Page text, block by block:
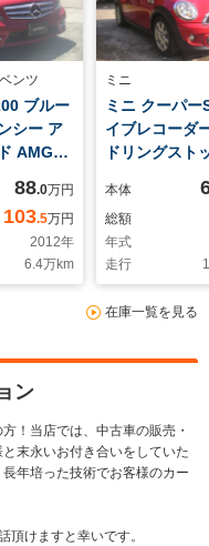
ンツ
ブルー
シー ア
AMG
88.0万円
103.5万円
2012年
6.4万km
ミニ
ミニ クーパー
イブレコーダ
ドリングスト
本体
総額
年式
走行
在庫一覧を見る
ン
！当店では、中古車の販売・
末永いお付き合いをしていた
年培った技術でお客様のカー
頂けますと幸いです。